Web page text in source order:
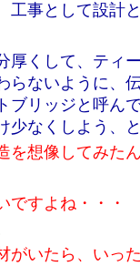
工事として設計
厚くして、ティ
らないように、
ブリッジと呼ん
少なくしよう、
を想像してみた
ですよね・・・
がいたら、いっ